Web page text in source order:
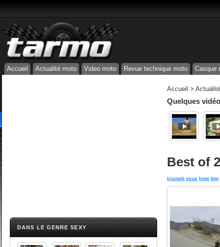
Accueil Actualité moto Video moto Revue technique moto Casque
DANS LE GENRE SEXY
Accueil >
Quelques
Best of
triumph essai bmw ktm